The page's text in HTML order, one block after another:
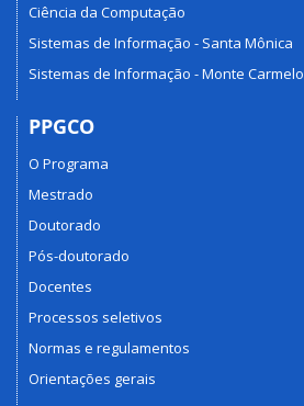
Ciência da Computação
Sistemas de Informação - Santa Mônica
Sistemas de Informação - Monte Carmelo
PPGCO
O Programa
Mestrado
Doutorado
Pós-doutorado
Docentes
Processos seletivos
Normas e regulamentos
Orientações gerais